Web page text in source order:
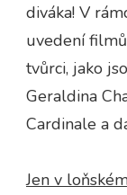
diváka! V
uvedení
tvůrci, jako
Geraldina
Cardinale a
Jen v